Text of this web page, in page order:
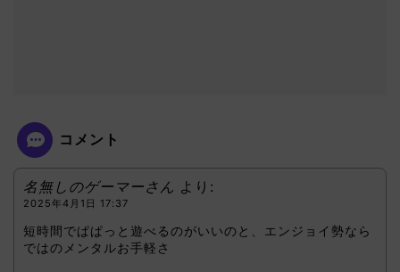
コメント
名無しのゲーマーさん より:
2025年4月1日 17:37
短時間でぱぱっと遊べるのがいいのと、エンジョイ勢なら
ではのメンタルお手軽さ